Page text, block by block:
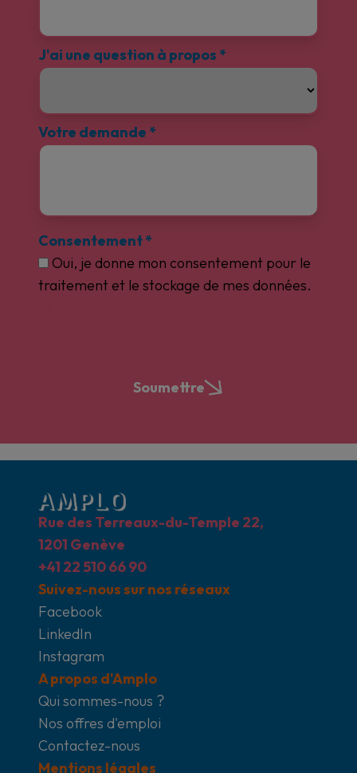
J'ai une question à propos *
Votre demande *
Consentement*
Oui, je donne mon consentement pour le
traitement et le stockage de mes données.
Soumettre
Rue des Terreaux-du-Temple 22,
1201 Genève
+41 22 510 66 90
Suivez-nous sur nos réseaux
Facebook
LinkedIn
Instagram
A propos d'Amplo
Qui sommes-nous ?
Nos offres d'emploi
Contactez-nous
Mentions légales